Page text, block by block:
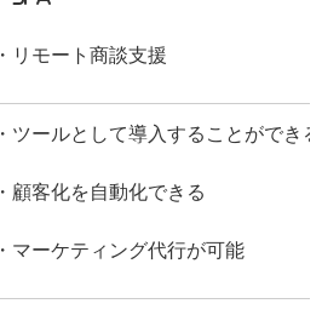
・リモート商談支援
・ツールとして導入することができる
・顧客化を自動化できる
・マーケティング代行が可能